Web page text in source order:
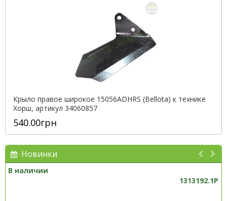
Крыло правое широкое 15056ADHRS (Bellota) к технике
Хорш, артикул 34060857
540.00грн
Новинки
В наличии
1313192.1P